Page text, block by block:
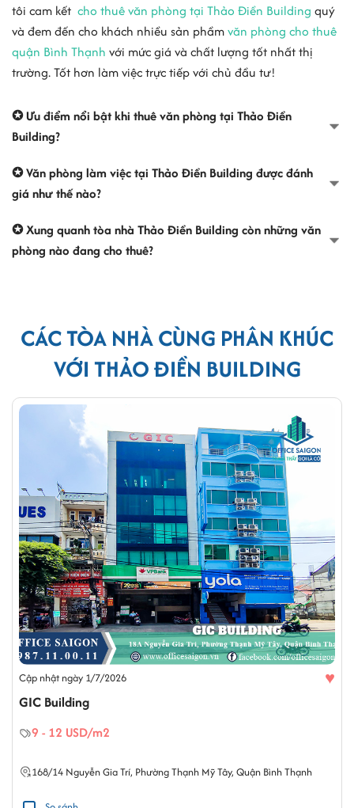
tôi cam kết cho thuê văn phòng tại Thảo Điền Building quý
và đem đến cho khách nhiều sản phầmvăn phòng cho thuê
quận Bình Thạnh với mức giá và chất lượng tốt nhất thị
trường. Tốt hơn làm việc trực tiếp với chủ đầu tư!
✪ Ưu điểm nổi bật khi thuê văn phòng tại Thảo Điền
Building?
✪ Văn phòng làm việc tại Thảo Điền Building được đánh
giá như thế nào?
✪ Xung quanh tòa nhà Thảo Điền Building còn những văn
phòng nào đang cho thuê?
CÁC TÒA NHÀ CÙNG PHÂN KHÚC
VỚI THẢO ĐIỀN BUILDING
Cập nhật ngày 1/7/2026 ♥
GIC Building
9 - 12 USD/m2
168/14 Nguyễn Gia Trí, Phường Thạnh Mỹ Tây, Quận Bình Thạnh